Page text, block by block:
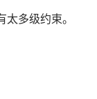
多级约束。